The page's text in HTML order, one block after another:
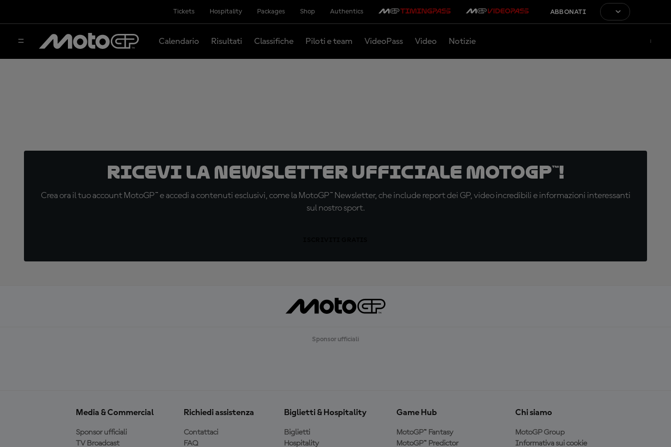
Tickets Hospitality Packages Shop Authentics ABBONATI
Calendario Risultati Classifiche Piloti e team VideoPass Video Notizie
Ricevi la newsletter ufficiale MotoGP™!
Crea ora il tuo account MotoGP™ e accedi a contenuti esclusivi, come la MotoGP™ Newsletter, che include report dei GP, video incredibili e informazioni interessanti
sul nostro sport.
Sponsor ufficiali
Media & Commercial
Sponsor ufficiali
TV Broadcast
Richiedi assistenza
Contattaci
FAQ
Biglietti & Hospitality
Biglietti
Hospitality
Game Hub
MotoGP™ Fantasy
MotoGP™ Predictor
Chi siamo
MotoGP Group
Informativa sui cookie